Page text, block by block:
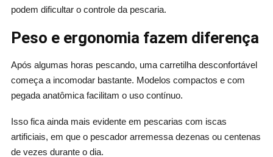
podem dificultar o controle da pescaria.
Peso e ergonomia fazem diferença
Após algumas horas pescando, uma carretilha desconfortável
começa a incomodar bastante. Modelos compactos e com
pegada anatômica facilitam o uso contínuo.
Isso fica ainda mais evidente em pescarias com iscas
artificiais, em que o pescador arremessa dezenas ou centenas
de vezes durante o dia.